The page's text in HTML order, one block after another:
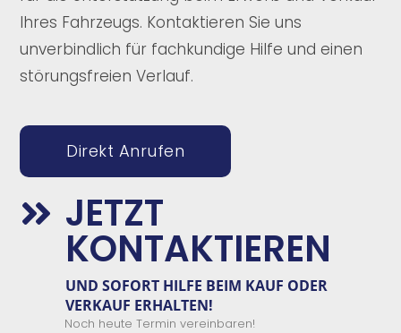
Ihres Fahrzeugs. Kontaktieren Sie uns
unverbindlich für fachkundige Hilfe und einen
störungsfreien Verlauf.
Direkt Anrufen
 JETZT
KONTAKTIEREN
UND SOFORT HILFE BEIM KAUF ODER
VERKAUF ERHALTEN!
Noch heute Termin vereinbaren!